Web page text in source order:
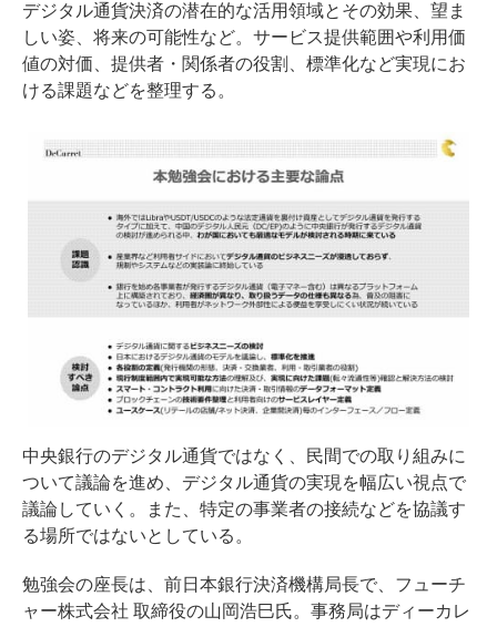
デジタル通貨決済の潜在的な活用領域とその効果、望ま
しい姿、将来の可能性など。サービス提供範囲や利用価
値の対価、提供者・関係者の役割、標準化など実現にお
ける課題などを整理する。
中央銀行のデジタル通貨ではなく、民間での取り組みに
ついて議論を進め、デジタル通貨の実現を幅広い視点で
議論していく。また、特定の事業者の接続などを協議す
る場所ではないとしている。
勉強会の座長は、前日本銀行決済機構局長で、フューチ
ャー株式会社 取締役の山岡浩巳氏。事務局はディーカレ